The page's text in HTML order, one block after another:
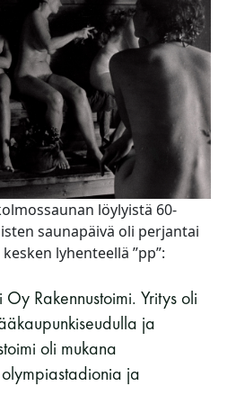
löylyistä 60-
saunapäivä oli perjantai
lyhenteellä ”pp”:
Rakennustoimi. Yritys oli
ja
oli mukana
ja